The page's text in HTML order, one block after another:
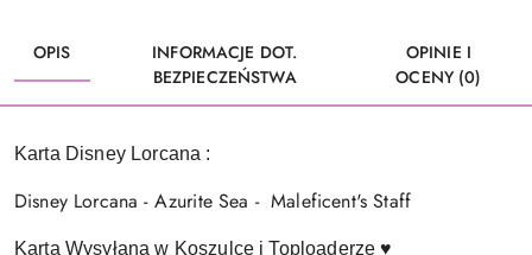
OPIS
INFORMACJE DOT.
BEZPIECZEŃSTWA
OPINIE I
OCENY (0)
Karta Disney Lorcana :
Disney Lorcana - Azurite Sea - Maleficent's Staff
Karta Wysyłana w Koszulce i Toploaderze ♥